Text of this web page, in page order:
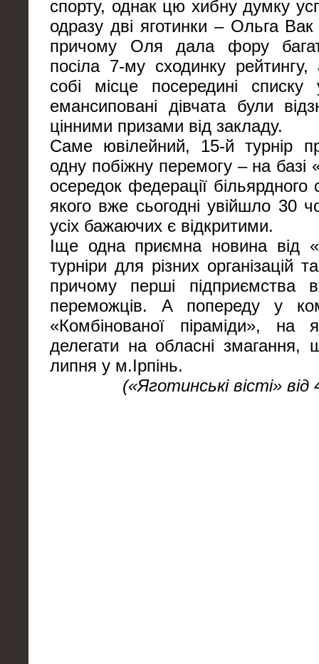
спорту, однак цю хибну думку
одразу дві яготинки – Ольга
причому Оля дала фору
посіла 7-му сходинку
собі місце посередині
емансиповані дівчата були
цінними призами від закладу.
Саме ювілейний, 15-й турнір
одну побіжну перемогу – на базі
осередок федерації більярдного
якого вже сьогодні увійшло 30
усіх бажаючих є відкритими.
Іще одна приємна новина від
турніри для різних організацій
причому перші підприємства
переможців. А попереду у
«Комбінованої піраміди», на
делегати на обласні змагання,
липня у м.Ірпінь.
(«Яготинські вісті»